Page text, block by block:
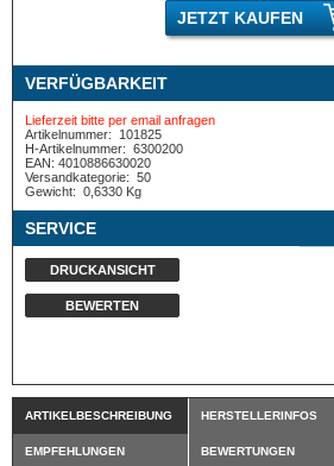
JETZT KAUFEN
VERFÜGBARKEIT
Lieferzeit bitte per email anfragen
Artikelnummer:
101825
H-Artikelnummer: 6300200
EAN: 4010886630020
Versandkategorie: 50
Gewicht: 0,6330 Kg
SERVICE
DRUCKANSICHT
BEWERTEN
ARTIKELBESCHREIBUNG HERSTELLERINFOS
EMPFEHLUNGEN BEWERTUNGEN